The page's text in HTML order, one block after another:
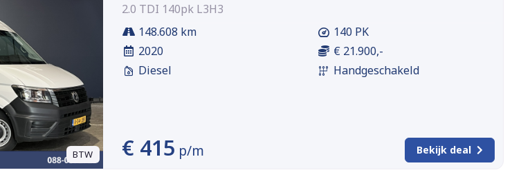
BTW
2.0 TDI 140pk L3H3
148.608 km
2020
Diesel
140 PK
€ 21.900,-
Handgeschakeld
€ 415 p/m Bekijk deal